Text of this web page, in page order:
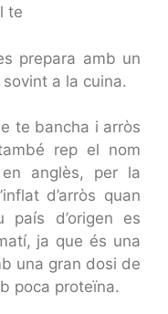
te
prepara amb un
a la cuina.
te bancha i arròs
rep el nom
en anglès, per la
d’arròs quan
d’origen es
ja que és una
una gran dosi de
poca proteïna.